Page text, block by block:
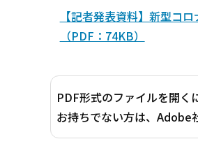
【記者発表資料】新型コ
（PDF：74KB）
PDF形式のファイルを開く
お持ちでない方は、Adobe